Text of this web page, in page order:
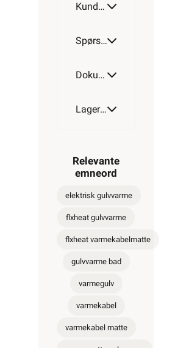
Kundeomtale
Spørsmål og svar
Dokumentasjon
Lagerstatus
Relevante
emneord
elektrisk gulvvarme
flxheat gulvvarme
flxheat varmekabelmatte
gulvvarme bad
varmegulv
varmekabel
varmekabel matte